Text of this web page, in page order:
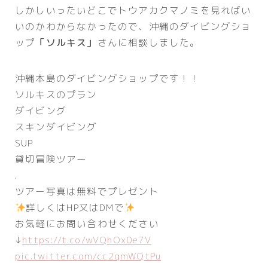
しかしいったいどこでトウアカクマノミを見ればい
いのかわからなかったので、沖縄のダイビングショ
ップ 「ソルキス」 さんに相談しました。
沖縄本島のダイビングショップです！！
ソルキスのプラン
ダイビング
スキンダイビング
SUP
貸切冒険ツアー
.
ツアー写真は無料でプレゼント
詳しくはHP又はDMで
お気軽にお問い合わせください
↓https://t.co/wVQhOx0e7V
pic.twitter.com/cc2gmWQtPu